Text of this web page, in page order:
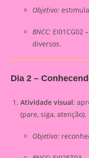
Objetivo:
BNCC: EI01CG02
diversos.
Dia 2 –
Atividade visual:
(pare, siga, atenção).
Objetivo: